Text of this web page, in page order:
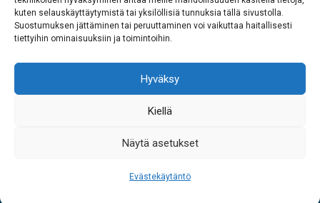
kuten selauskäyttäytymistä tai yksilöllisiä tunnuksia tällä sivustolla.
Suostumuksen jättäminen tai peruuttaminen voi vaikuttaa haitallisesti
tiettyihin ominaisuuksiin ja toimintoihin.
Hyväksy
Kiellä
Näytä asetukset
Evästekäytäntö
Ǩiõčč-tâma vaajtõõvi čuäjtõõzzi tiuddlaž liistlääʹddǩiõllsaž
seeidin.
.
Aanrõšǩiõllsaž vaajtõõvi čuäjtõõzzid käunnʼje